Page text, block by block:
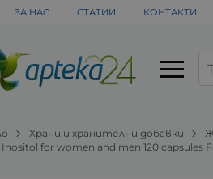
ЗА НАС СТАТИИ КОНТАКТИ
Храни и хранителни добавки
for women and men 120 capsules